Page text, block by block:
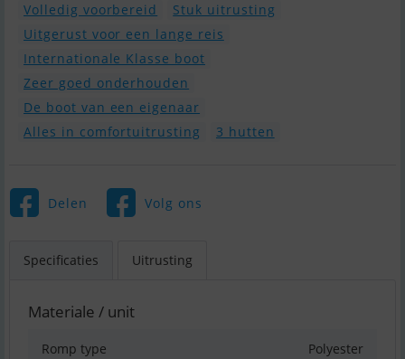
Volledig voorbereid
Stuk uitrusting
Uitgerust voor een lange reis
Internationale Klasse boot
Zeer goed onderhouden
De boot van een eigenaar
Alles in comfortuitrusting
3 hutten
Delen Volg ons
Specificaties Uitrusting
Materiale / unit
Romp type Polyester